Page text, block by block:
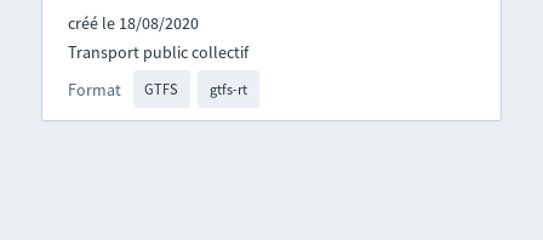
créé le 18/08/2020
Format GTFS gtfs-rt
Transport public collectif